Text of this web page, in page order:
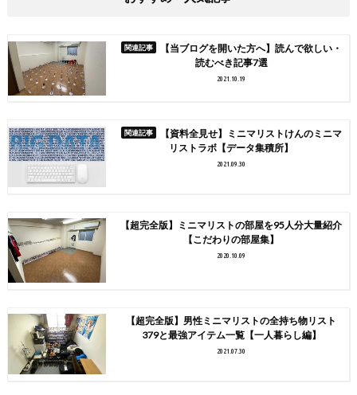
【当ブログを開いた方へ】読んで欲しい・
読むべき記事7選
2021.10.19
【資料全見せ】ミニマリストけんのミニマ
リストラボ【データ集積所】
2021.09.30
【超完全版】ミニマリストの部屋を95人分大量紹介
【こだわりの部屋集】
2020.10.09
【超完全版】男性ミニマリストの全持ち物リスト
379と最強アイテム一覧【一人暮らし編】
2021.07.30